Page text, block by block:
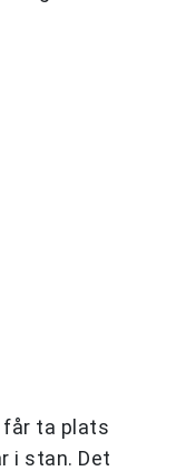
får ta plats
i stan. Det